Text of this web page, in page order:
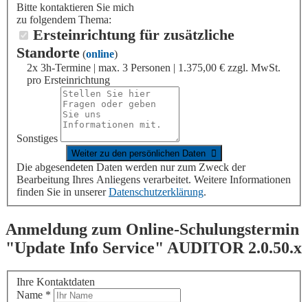
Bitte kontaktieren Sie mich
zu folgendem Thema:
Ersteinrichtung für zusätzliche
Standorte (online)
2x 3h-Termine | max. 3 Personen | 1.375,00 € zzgl. MwSt.
pro Ersteinrichtung
Sonstiges
Die abgesendeten Daten werden nur zum Zweck der
Bearbeitung Ihres Anliegens verarbeitet. Weitere Informationen
finden Sie in unsererDatenschutzerklärung.
Anmeldung zum Online-Schulungstermin
"Update Info Service" AUDITOR 2.0.50.x
Ihre Kontaktdaten
Name *